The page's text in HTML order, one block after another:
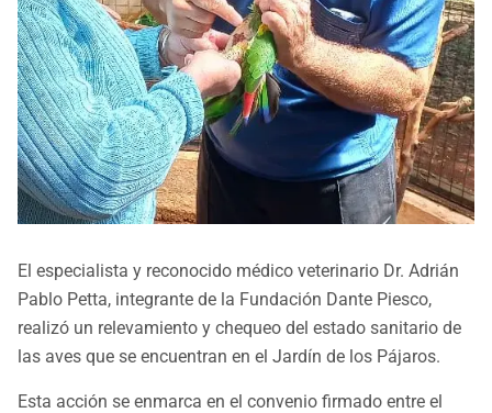
El especialista y reconocido médico veterinario Dr. Adrián
Pablo Petta, integrante de la Fundación Dante Piesco,
realizó un relevamiento y chequeo del estado sanitario de
las aves que se encuentran en el Jardín de los Pájaros.
Esta acción se enmarca en el convenio firmado entre el